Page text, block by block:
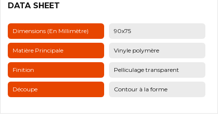
DATA SHEET
Dimensions (en Millimètre) 90x75
Matière Principale Vinyle polymère
Finition Pelliculage transparent
Découpe Contour à la forme